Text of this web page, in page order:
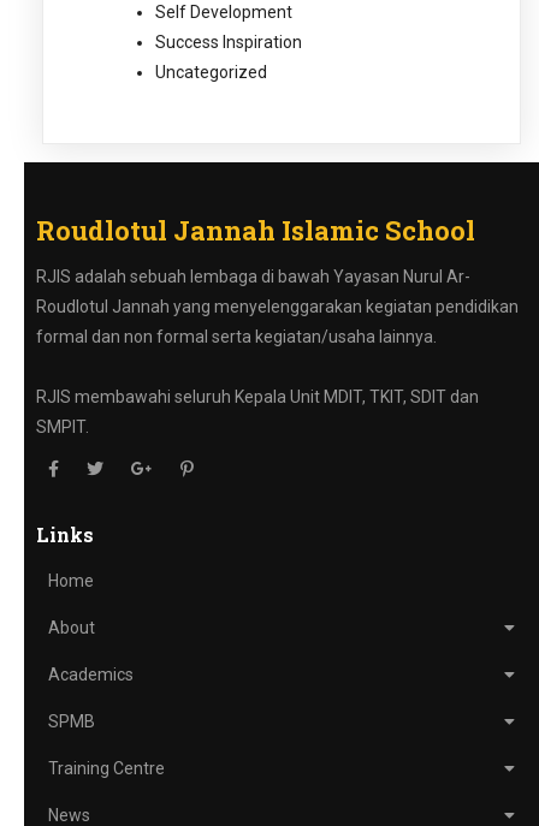
Self Development
Success Inspiration
Uncategorized
Roudlotul Jannah Islamic School
RJIS adalah sebuah lembaga di bawah Yayasan Nurul Ar-
Roudlotul Jannah yang menyelenggarakan kegiatan pendidikan
formal dan non formal serta kegiatan/usaha lainnya.
RJIS membawahi seluruh Kepala Unit MDIT, TKIT, SDIT dan
SMPIT.
Links
Home
About
Academics
SPMB
Training Centre
News